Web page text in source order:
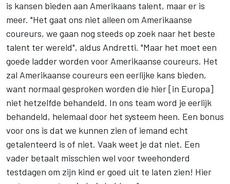
is kansen bieden aan Amerikaans talent, maar er is
meer. "Het gaat ons niet alleen om Amerikaanse
coureurs, we gaan nog steeds op zoek naar het beste
talent ter wereld", aldus Andretti. "Maar het moet een
goede ladder worden voor Amerikaanse coureurs. Het
zal Amerikaanse coureurs een eerlijke kans bieden,
want normaal gesproken worden die hier [in Europa]
niet hetzelfde behandeld. In ons team word je eerlijk
behandeld, helemaal door het systeem heen. Een bonus
voor ons is dat we kunnen zien of iemand echt
getalenteerd is of niet. Vaak weet je dat niet. Een
vader betaalt misschien wel voor tweehonderd
testdagen om zijn kind er goed uit te laten zien! Hier